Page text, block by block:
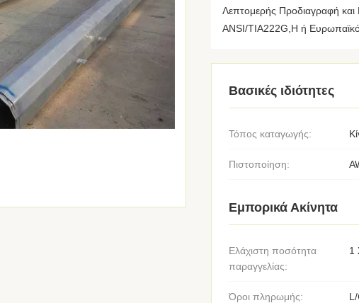
Λεπτομερής Προδιαγραφή και
ANSI/TIA222G,H ή Ευρωπαϊκό
Βασικές ιδιότητες
Τόπος καταγωγής:
Πιστοποίηση:
Εμπορικά Ακίνητα
Ελάχιστη ποσότητα
παραγγελίας:
1
Όροι πληρωμής: